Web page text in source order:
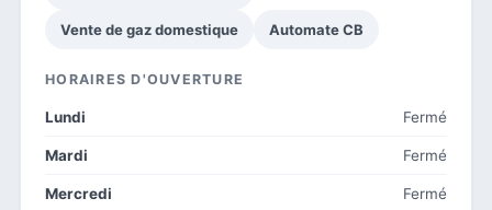
Vente de gaz domestique Automate CB
HORAIRES D'OUVERTURE
Lundi Fermé
Mardi Fermé
Mercredi Fermé